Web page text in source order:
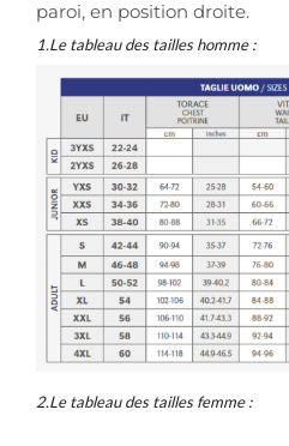
paroi, en position droite.
1.Le tableau des tailles homme :
2.Le tableau des tailles femme :